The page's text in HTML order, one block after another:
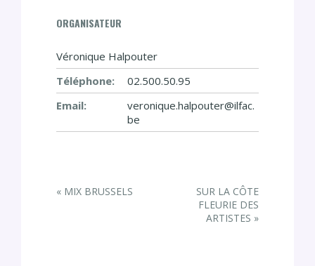
ORGANISATEUR
Véronique Halpouter
Téléphone:
02.500.50.95
Email:
veronique.halpouter@ilfac.
be
E
« MIX BRUSSELS
SUR LA CÔTE
FLEURIE DES
ARTISTES »